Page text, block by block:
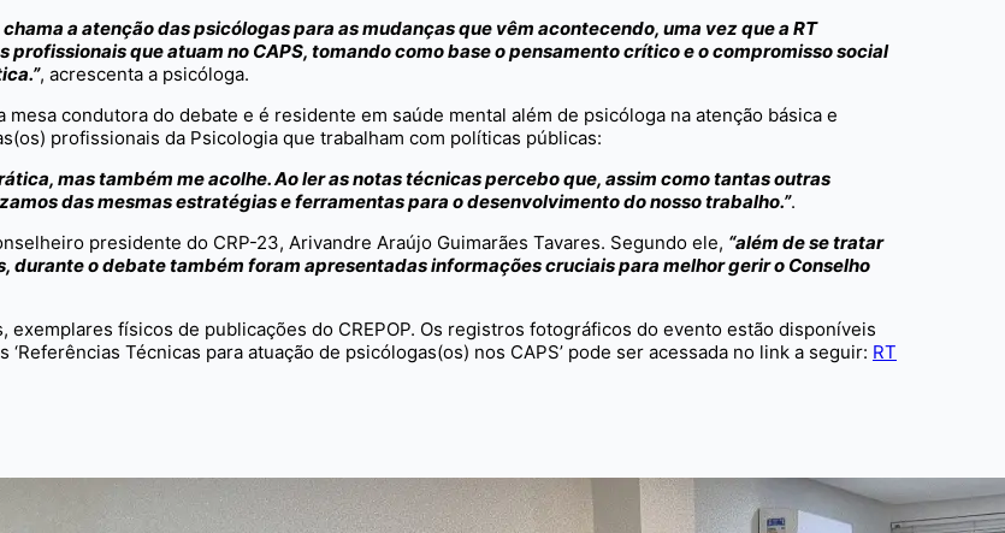
a atenção das psicólogas para as mudanças que vêm acontecendo, uma vez que a RT
que atuam no CAPS, tomando como base o pensamento crítico e o compromisso social
, acrescenta a psicóloga.
condutora do debate e é residente em saúde mental além de psicóloga na atenção básica e
profissionais da Psicologia que trabalham com políticas públicas:
mas também me acolhe. Ao ler as notas técnicas percebo que, assim como tantas outras
das mesmas estratégias e ferramentas para o desenvolvimento do nosso trabalho.”.
presidente do CRP-23, Arivandre Araújo Guimarães Tavares. Segundo ele, “além de se tratar
durante o debate também foram apresentadas informações cruciais para melhor gerir o Conselho
físicos de publicações do CREPOP. Os registros fotográficos do evento estão disponíveis
Técnicas para atuação de psicólogas(os) nos CAPS’ pode ser acessada no link a seguir: RT